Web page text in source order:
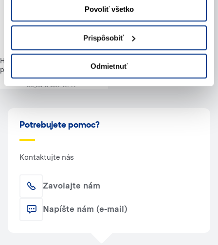
Povoliť všetko
Prispôsobiť
Odmietnuť
Hliníková veža - šírka 1,3 m, výška
podlahy do 12,3 m
79,95 € s DPH / deň
65,00 € bez DPH
Potrebujete pomoc?
Kontaktujte nás
Zavolajte nám
Napíšte nám (e-mail)